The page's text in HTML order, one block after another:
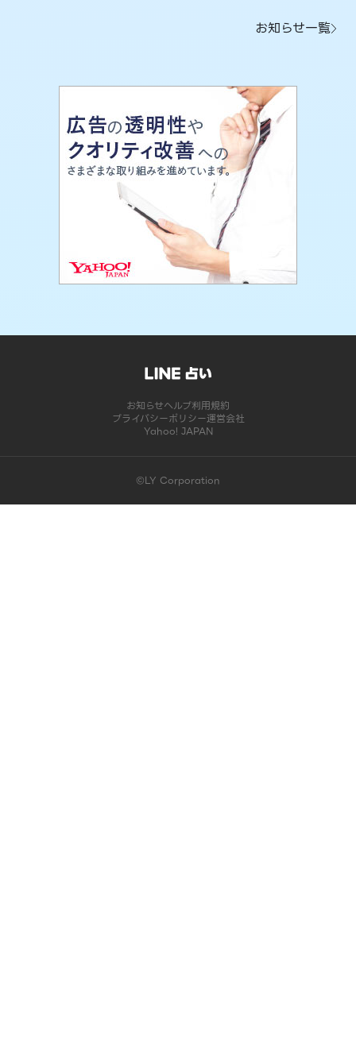
お知らせ一覧
お知らせヘルプ利用規約
プライバシーポリシー運営会社
Yahoo! JAPAN
©LY Corporation
このコンテンツは掲載が終了しました | LINE占い